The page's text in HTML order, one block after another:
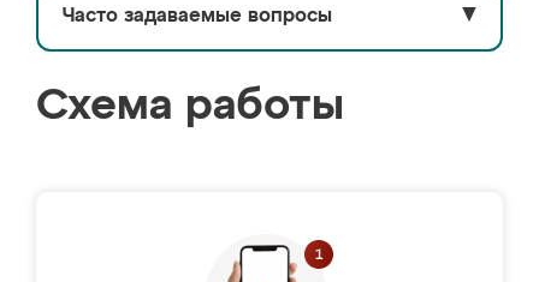
Часто задаваемые вопросы ▼
Схема работы